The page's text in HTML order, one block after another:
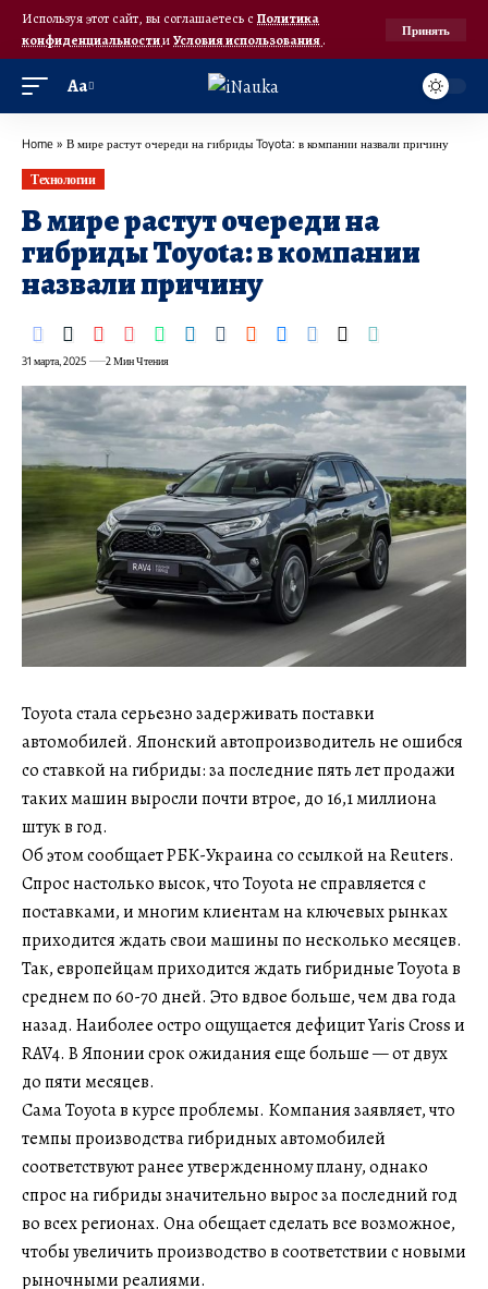
Используя этот сайт, вы соглашаетесь с Политика
конфиденциальностииУсловия использования.
Принять
Аа
Home » В мире растут очереди на гибриды Toyota: в компании назвали причину
Технологии
В мире растут очереди на
гибриды Toyota: в компании
назвали причину
31 марта, 2025 2 Мин Чтения
Toyota стала серьезно задерживать поставки
автомобилей. Японский автопроизводитель не ошибся
со ставкой на гибриды: за последние пять лет продажи
таких машин выросли почти втрое, до 16,1 миллиона
штук в год.
Об этом сообщает РБК-Украина со ссылкой на Reuters.
Спрос настолько высок, что Toyota не справляется с
поставками, и многим клиентам на ключевых рынках
приходится ждать свои машины по несколько месяцев.
Так, европейцам приходится ждать гибридные Toyota в
среднем по 60-70 дней. Это вдвое больше, чем два года
назад. Наиболее остро ощущается дефицит Yaris Cross и
RAV4. В Японии срок ожидания еще больше — от двух
до пяти месяцев.
Сама Toyota в курсе проблемы. Компания заявляет, что
темпы производства гибридных автомобилей
соответствуют ранее утвержденному плану, однако
спрос на гибриды значительно вырос за последний год
во всех регионах. Она обещает сделать все возможное,
чтобы увеличить производство в соответствии с новыми
рыночными реалиями.